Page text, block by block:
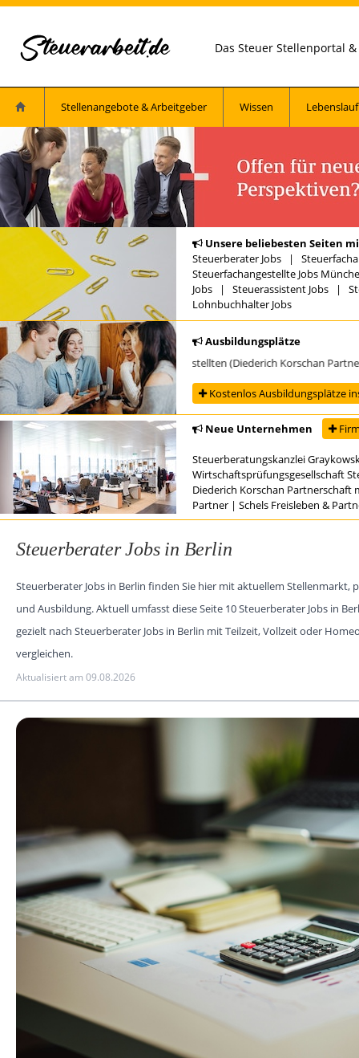
Das Steuer Stellenportal
Stellenangebote & Arbeitgeber Wissen Lebenslauf
Unsere beliebesten Seiten
Steuerberater Jobs |
Steuerfachangestellte Jobs
Jobs | Steuerassistent Jobs |
Lohnbuchhalter Jobs
Ausbildungsplätze
zur/zum Steuerfachangestellten (Diederich Korschan
Kostenlos Ausbildungsplätze
Neue Unternehmen
Steuerberatungskanzlei
Wirtschaftsprüfungsgesellschaft
Diederich Korschan Partnerschaft
Partner | Schels Freisleben &
Steuerberater Jobs in Berlin
Steuerberater Jobs in Berlin finden Sie hier mit aktuellem
und Ausbildung. Aktuell umfasst diese Seite 10 Steuerberater Jobs in
gezielt nach Steuerberater Jobs in Berlin mit Teilzeit, Vollzeit oder
vergleichen.
Aktualisiert am 09.08.2026